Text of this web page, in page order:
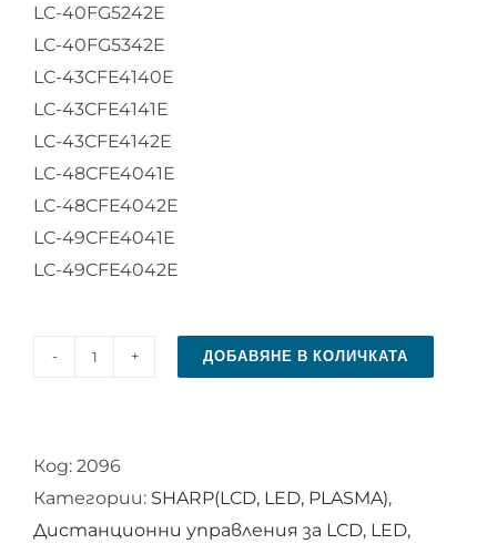
LC-40FG5242E
LC-40FG5342E
LC-43CFE4140E
LC-43CFE4141E
LC-43CFE4142E
LC-48CFE4041E
LC-48CFE4042E
LC-49CFE4041E
LC-49CFE4042E
количество
управление
за
SHARP
ДОБАВЯНЕ В КОЛИЧКАТА
Код: 2096
Категории: SHARP(LCD, LED, PLASMA),
Дистанционни управления за LCD, LED,